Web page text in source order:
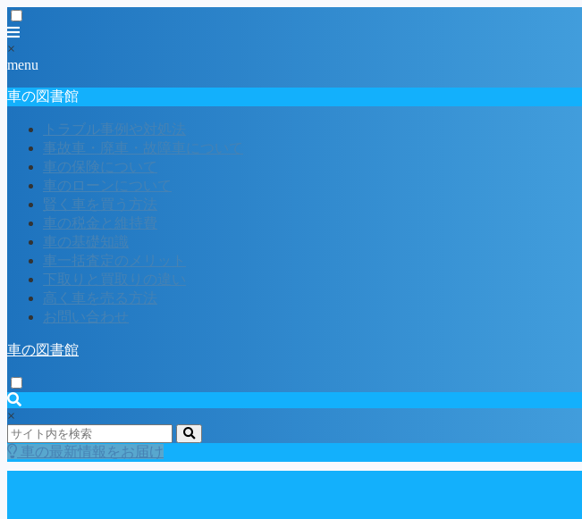
×
menu
車の図書館
トラブル事例や対処法
事故車・廃車・故障車について
車の保険について
車のローンについて
賢く車を買う方法
車の税金と維持費
車の基礎知識
車一括査定のメリット
下取りと買取りの違い
高く車を売る方法
お問い合わせ
車の図書館
×
車の最新情報をお届け